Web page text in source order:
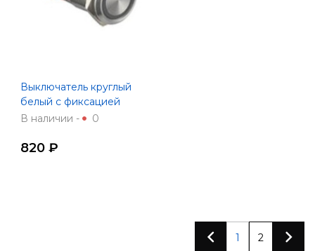
Выключатель круглый
белый с фиксацией
SF54027-19W-L
В наличии - 0
820 ₽
1 2